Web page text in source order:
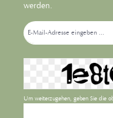
werden.
E-
Mail-
Adresse*
Um weiterzugehen, geben Sie die